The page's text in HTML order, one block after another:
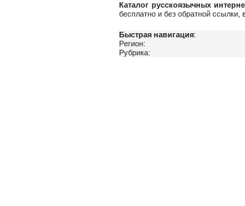
Каталог русскоязычных
бесплатно и без обратной ссылки,
Быстрая навигация:
Регион:
Рубрика: